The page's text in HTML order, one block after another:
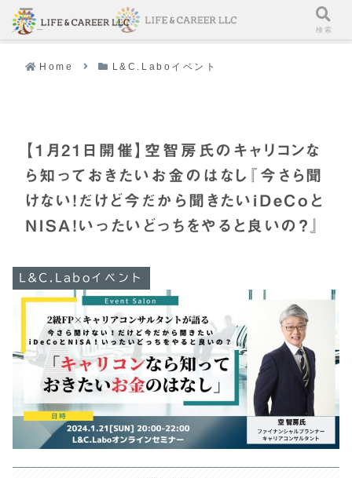
Home L&C.Laboイベント
【1月21日開催】空智房氏のキャリコンな
ら知っておきたいお⾦のはなし『今さら聞
けない！だけど今だから聞きたいiDeCoと
NISA！いったいどっちをやると良いの？』
L&C.Laboイベント
メニュー 検索